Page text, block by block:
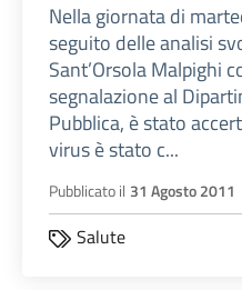
Nella giornata di
seguito delle analisi
Sant’Orsola Malpighi
segnalazione al
Pubblica, è stato
virus è stato c...
Pubblicato il 31 Agosto 2011
Salute